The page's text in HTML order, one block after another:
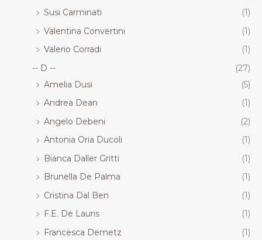
Susi Carminati
(1)
Valentina Convertini
(1)
Valerio Corradi
(1)
-- D --
(27)
Amelia Dusi
(5)
Andrea Dean
(1)
Angelo Debeni
(2)
Antonia Oria Ducoli
(1)
Bianca Daller Gritti
(1)
Brunella De Palma
(1)
Cristina Dal Ben
(1)
F.E. De Lauris
(1)
Francesca Demetz
(1)